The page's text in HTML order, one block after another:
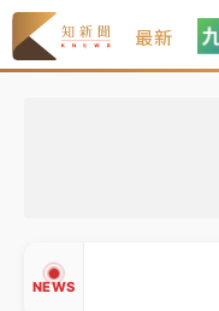
最新
NEWS
中信慈善基金會想增
駁 理由曝光